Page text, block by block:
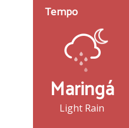
Tempo
Maringá
Light Rain